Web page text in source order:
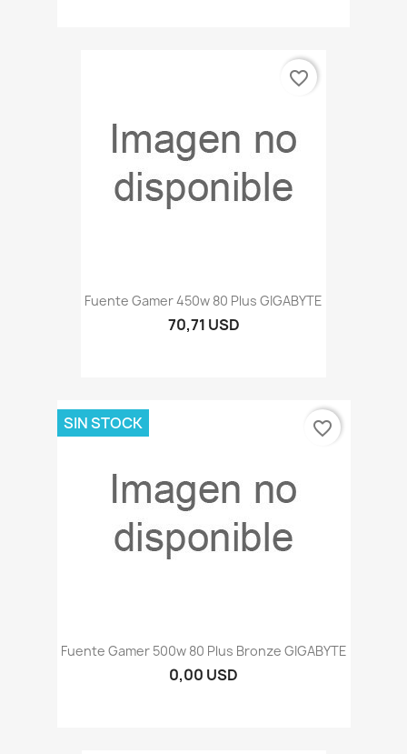
Fuente Gamer 450w 80 Plus GIGABYTE
70,71 USD
favorite_border
Fuente Gamer 500w 80 Plus Bronze GIGABYTE
0,00 USD
SIN STOCK favorite_border